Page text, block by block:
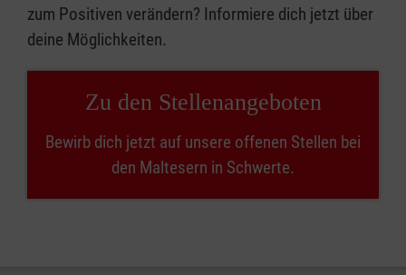
zum Positiven verändern? Informiere dich jetzt über
deine Möglichkeiten.
Zu den Stellenangeboten
Bewirb dich jetzt auf unsere offenen Stellen bei
den Maltesern in Schwerte.